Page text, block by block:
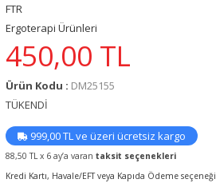
FTR
Ergoterapi Ürünleri
450,00 TL
Ürün Kodu : DM25155
TÜKENDİ
999,00 TL ve üzeri ücretsiz kargo
88,50 TL x 6 ay’a varan taksit seçenekleri
Kredi Kartı, Havale/EFT veya Kapıda Ödeme seçeneği